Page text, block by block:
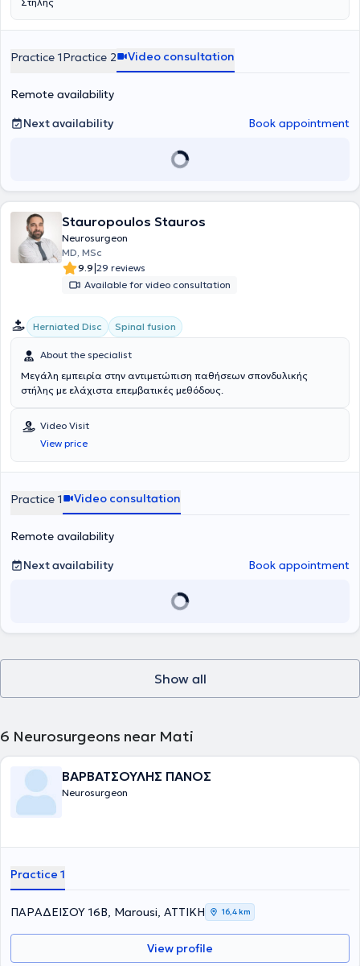
Practice 1Practice 2 Video consultation
Remote availability
Next availability
Book appointment
Stauropoulos Stauros
Neurosurgeon
MD, MSc
9.9|29 reviews
Available for video consultation
Herniated Disc Spinal fusion
About the specialist
Μεγάλη εμπειρία στην αντιμετώπιση παθήσεων σπονδυλικής
στήλης με ελάχιστα επεμβατικές μεθόδους.
Video Visit
View price
Practice 1 Video consultation
Remote availability
Next availability
Book appointment
Show all
6 Neurosurgeons near Mati
ΒΑΡΒΑΤΣΟΥΛΗΣ ΠΑΝΟΣ
Neurosurgeon
Practice 1
ΠΑΡΑΔΕΙΣΟΥ 16Β, Marousi, ΑΤΤΙΚΗ 16,4 km
View profile